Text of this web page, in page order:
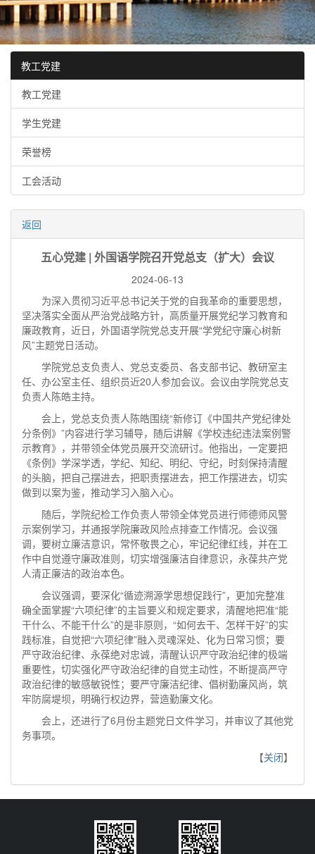
教工党建
教工党建
学生党建
荣誉榜
工会活动
返回
五心党建 | 外国语学院召开党总支（扩大）会议
2024-06-13
为深入贯彻习近平总书记关于党的自我革命的重要思想，
坚决落实全面从严治党战略方针，高质量开展党纪学习教育和
廉政教育，近日，外国语学院党总支开展“学党纪守廉心树新
风”主题党日活动。
学院党总支负责人、党总支委员、各支部书记、教研室主
任、办公室主任、组织员近20人参加会议。会议由学院党总支
负责人陈皓主持。
会上，党总支负责人陈皓围绕“新修订《中国共产党纪律处
分条例》”内容进行学习辅导，随后讲解《学校违纪违法案例警
示教育》，并带领全体党员展开交流研讨。他指出，一定要把
《条例》学深学透，学纪、知纪、明纪、守纪，时刻保持清醒
的头脑，把自己摆进去，把职责摆进去，把工作摆进去，切实
做到以案为鉴，推动学习入脑入心。
随后，学院纪检工作负责人带领全体党员进行师德师风警
示案例学习，并通报学院廉政风险点排查工作情况。会议强
调，要树立廉洁意识，常怀敬畏之心，牢记纪律红线，并在工
作中自觉遵守廉政准则，切实增强廉洁自律意识，永葆共产党
人清正廉洁的政治本色。
会议强调，要深化“循迹溯源学思想促践行”，更加完整准
确全面掌握“六项纪律”的主旨要义和规定要求，清醒地把准“能
干什么、不能干什么”的是非原则，“如何去干、怎样干好”的实
践标准，自觉把“六项纪律”融入灵魂深处、化为日常习惯；要
严守政治纪律、永葆绝对忠诚，清醒认识严守政治纪律的极端
重要性，切实强化严守政治纪律的自觉主动性，不断提高严守
政治纪律的敏感敏锐性；要严守廉洁纪律、倡树勤廉风尚，筑
牢防腐堤坝，明确行权边界，营造勤廉文化。
会上，还进行了6月份主题党日文件学习，并审议了其他党
务事项。
【关闭】